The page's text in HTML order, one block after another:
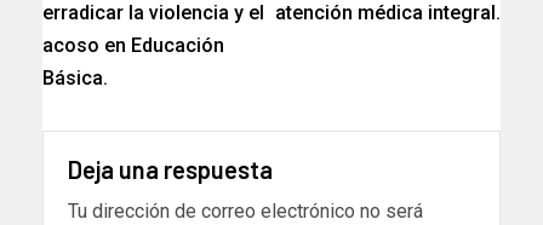
erradicar la violencia y el
acoso en Educación
Básica.
atención médica integral.
Deja una respuesta
Tu dirección de correo electrónico no será